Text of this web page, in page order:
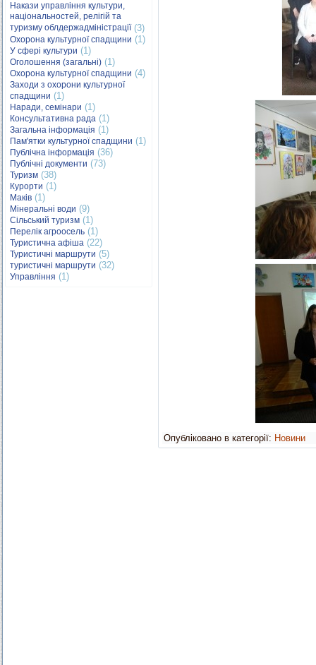
Накази управління культури,
національностей, релігій та
туризму облдержадміністрації(3)
Охорона культурної спадщини (1)
У сфері культури (1)
Оголошення (загальні) (1)
Охорона культурної спадщини (4)
Заходи з охорони культурної
спадщини (1)
Наради, семінари (1)
Консультативна рада (1)
Загальна інформація (1)
Пам'ятки культурної спадщини (1)
Публічна інформація (36)
Публічні документи (73)
Туризм (38)
Курорти (1)
Маків (1)
Мінеральні води (9)
Сільський туризм (1)
Перелік агроосель (1)
Туристична афіша (22)
Туристичні маршрути (5)
туристичні маршрути (32)
Управління (1)
Опубліковано в категорії: Новини